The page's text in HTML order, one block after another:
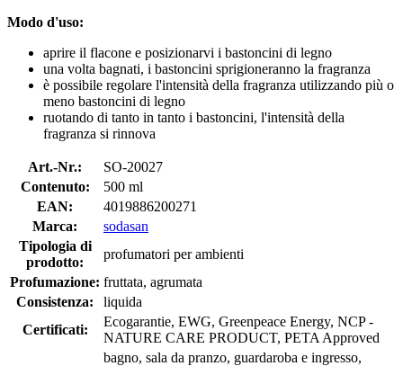
Modo d'uso:
aprire il flacone e posizionarvi i bastoncini di legno
una volta bagnati, i bastoncini sprigioneranno la fragranza
è possibile regolare l'intensità della fragranza utilizzando più o
meno bastoncini di legno
ruotando di tanto in tanto i bastoncini, l'intensità della
fragranza si rinnova
Art.-Nr.:
SO-20027
Contenuto:
500 ml
EAN:
4019886200271
Marca:
sodasan
Tipologia di
prodotto:
profumatori per ambienti
Profumazione: fruttata, agrumata
Consistenza:
liquida
Certificati:
Ecogarantie, EWG, Greenpeace Energy, NCP -
NATURE CARE PRODUCT, PETA Approved
bagno, sala da pranzo, guardaroba e ingresso,